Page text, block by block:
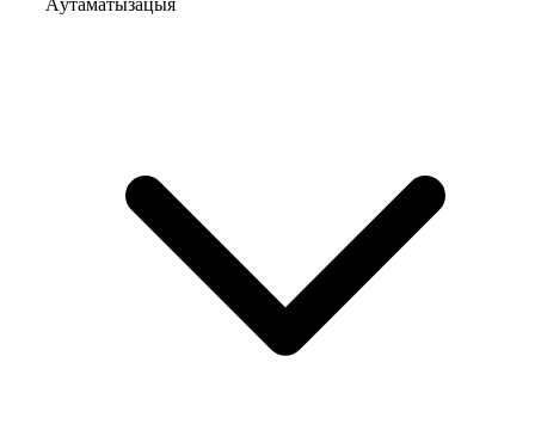
Аўтаматызацыя